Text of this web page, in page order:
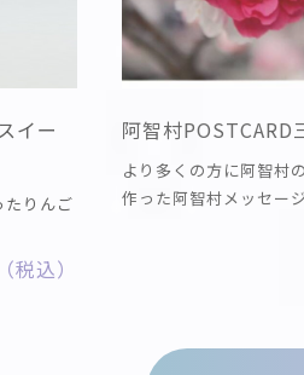
イー
りんご
税込）
阿智村POSTCARD
より多くの方に阿智村
作った阿智村メッセー